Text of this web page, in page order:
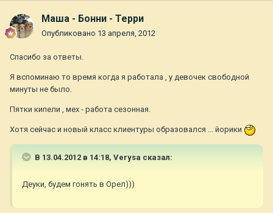
Маша - Бонни - Терри
Опубликовано 13 апреля, 2012
Спасибо за ответы.
Я вспоминаю то время когда я работала , у девочек свободной
минуты не было.
Пятки кипели , мех - работа сезонная.
Хотя сейчас и новый класс клиентуры образовался ... йорики
В 13.04.2012 в 14:18, Verysa сказал:
Деуки, будем гонять в Орел)))